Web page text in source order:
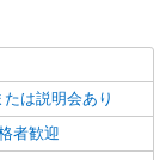
は説明会あり
者歓迎